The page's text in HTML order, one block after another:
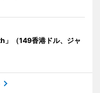
」（149香港ドル、ジャ